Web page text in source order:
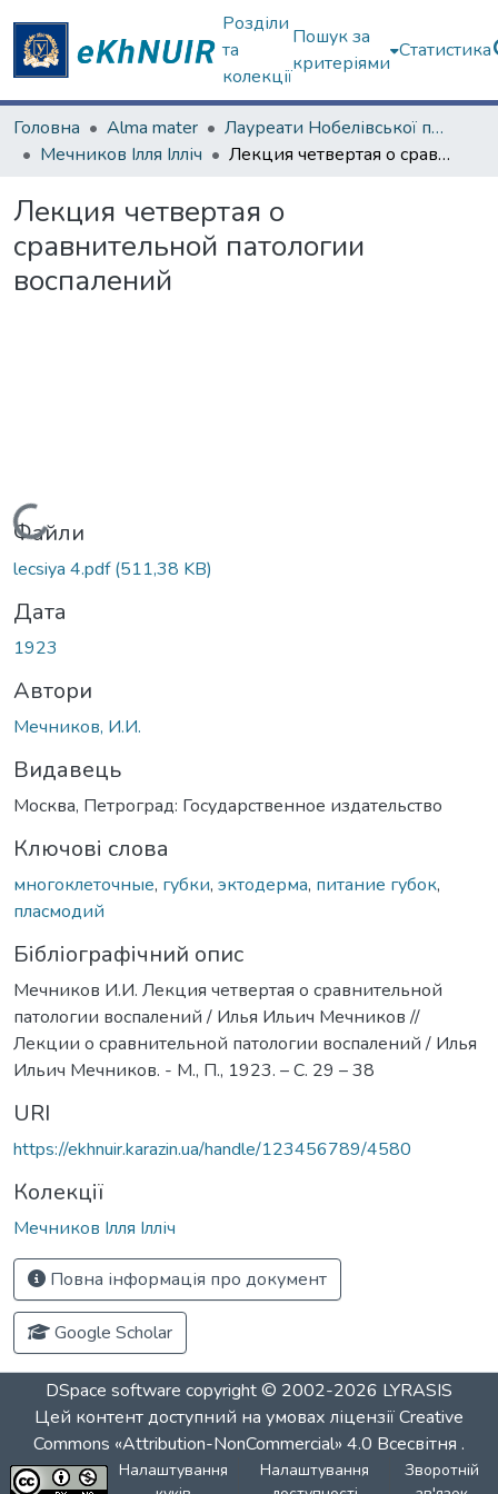
Розділи
та
колекції
Пошук за
критеріями
Статистика
Головна Alma mater
Лауреати Нобелівської премії
Мечников Ілля Ілліч
Лекция четвертая о сравнительной патологии воспалений
Лекция четвертая о
сравнительной патологии
воспалений
Вантажиться...
Файли
lecsiya 4.pdf(511,38 KB)
Дата
1923
Автори
Мечников, И.И.
Видавець
Москва, Петроград: Государственное издательство
Ключові слова
многоклеточные, губки, эктодерма, питание губок,
пласмодий
Бібліографічний опис
Мечников И.И. Лекция четвертая о сравнительной
патологии воспалений / Илья Ильич Мечников //
Лекции о сравнительной патологии воспалений / Илья
Ильич Мечников. - М., П., 1923. – С. 29 – 38
URI
https://ekhnuir.karazin.ua/handle/123456789/4580
Колекції
Мечников Ілля Ілліч
Повна інформація про документ
Google Scholar
DSpace software copyright © 2002-2026 LYRASIS
Цей контент доступний на умовах ліцензіїCreative
Commons «Attribution-NonCommercial» 4.0 Всесвітня .
Налаштування
Налаштування
Зворотній